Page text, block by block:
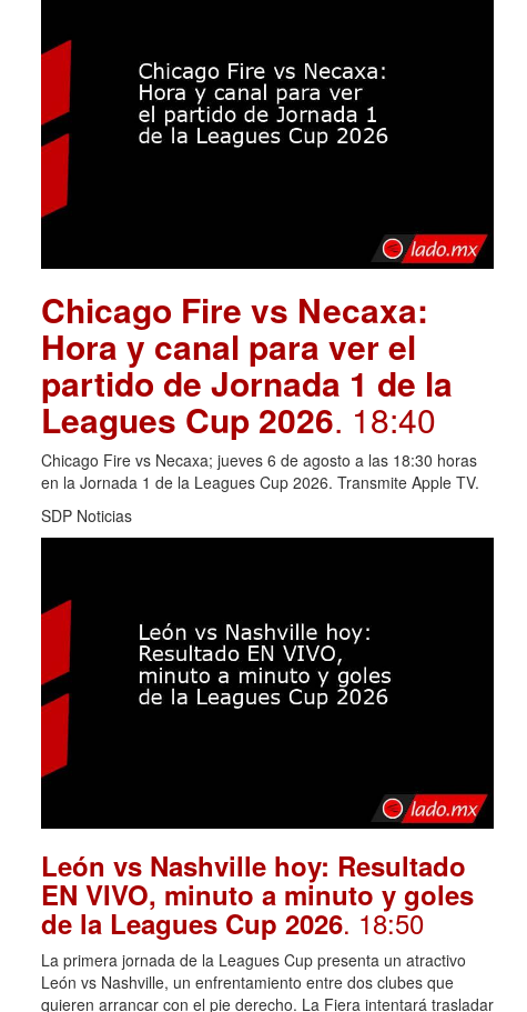
Chicago Fire vs Necaxa:
Hora y canal para ver el
partido de Jornada 1 de la
Leagues Cup 2026. 18:40
Chicago Fire vs Necaxa; jueves 6 de agosto a las 18:30 horas
en la Jornada 1 de la Leagues Cup 2026. Transmite Apple TV.
SDP Noticias
León vs Nashville hoy: Resultado
EN VIVO, minuto a minuto y goles
de la Leagues Cup 2026. 18:50
La primera jornada de la Leagues Cup presenta un atractivo
León vs Nashville, un enfrentamiento entre dos clubes que
quieren arrancar con el pie derecho. La Fiera intentará trasladar